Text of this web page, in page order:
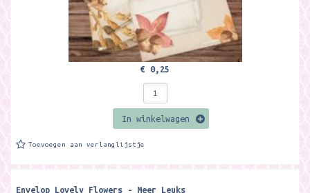
€ 0,25
In winkelwagen
Toevoegen aan verlanglijstje
Envelop Lovely Flowers - Meer Leuks